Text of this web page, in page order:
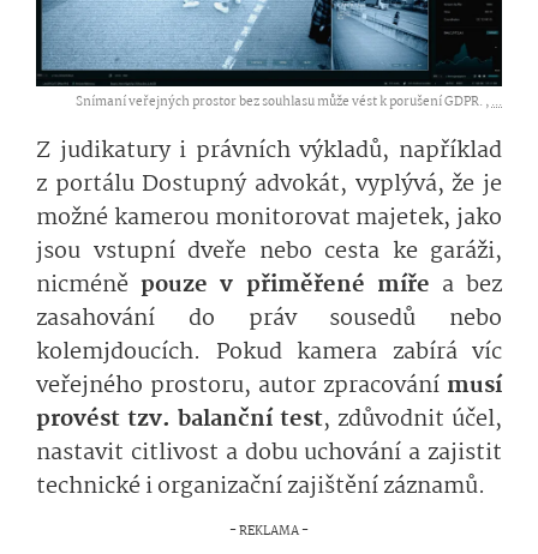
Snímaní veřejných prostor bez souhlasu může vést k porušení GDPR. ,...
Z judikatury i právních výkladů, například
z portálu Dostupný advokát, vyplývá, že je
možné kamerou monitorovat majetek, jako
jsou vstupní dveře nebo cesta ke garáži,
nicméně pouze v přiměřené míře a bez
zasahování do práv sousedů nebo
kolemjdoucích. Pokud kamera zabírá víc
veřejného prostoru, autor zpracování musí
provést tzv. balanční test, zdůvodnit účel,
nastavit citlivost a dobu uchování a zajistit
technické i organizační zajištění záznamů.